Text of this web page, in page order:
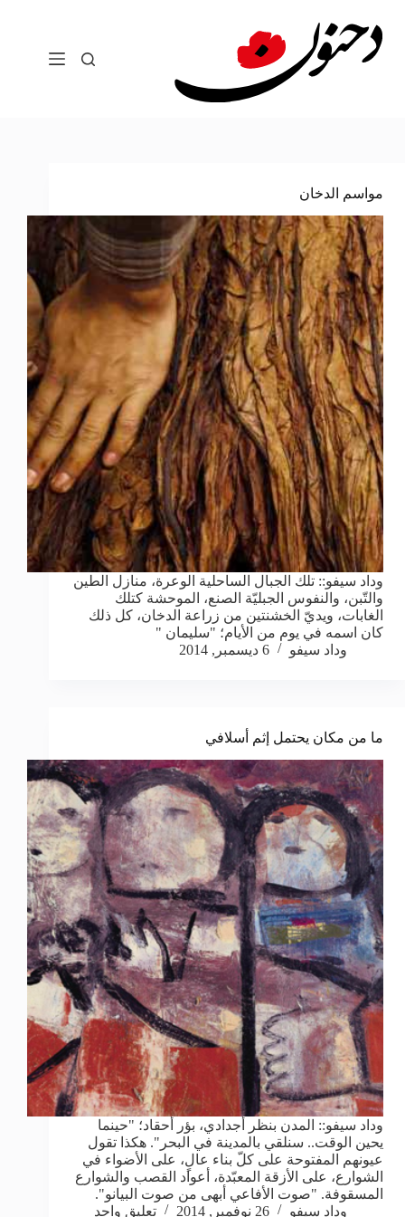
المحتوى
مواسم الدخان
وداد سيفو:: تلك الجبال الساحلية الوعرة، منازل الطين
والتّبن، والنفوس الجبليّة الصنع، الموحشة كتلك
الغابات، ويديّ الخشنتين من زراعة الدخان، كل ذلك
كان اسمه في يوم من الأيام؛ "سليمان "
وداد سيفو
6 ديسمبر, 2014
ما من مكان يحتمل إثم أسلافي
وداد سيفو:: المدن بنظر أجدادي، بؤر أحقاد؛ "حينما
يحين الوقت.. سنلقي بالمدينة في البحر". هكذا تقول
عيونهم المفتوحة على كلّ بناء عالٍ، على الأضواء في
الشوارع، على الأزقة المعبّدة، أعواد القصب والشوارع
المسقوفة. "صوت الأفاعي أبهى من صوت البيانو".
وداد سيفو
26 نوفمبر, 2014 تعليق واحد